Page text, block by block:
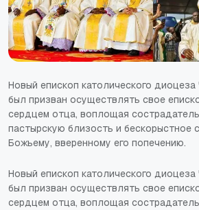
Новый епископ католического
был призван осуществлять свое
сердцем отца, воплощая
пастырскую близость и бескорыстное
Божьему, вверенному его попечению.
Новый епископ католического
был призван осуществлять свое
сердцем отца, воплощая